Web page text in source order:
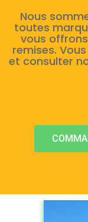
Nous
toutes
vous
remises.
et consulter